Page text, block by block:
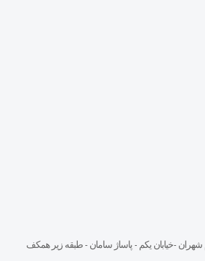
شهران -خيابان يكم - پاساژ سامان - طبقه زير همكف